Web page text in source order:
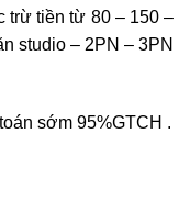
trừ tiền từ 80 – 150 –
studio – 2PN – 3PN
sớm 95%GTCH .